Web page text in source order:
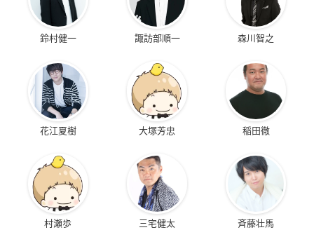
鈴村健一 諏訪部順一 森川智之
花江夏樹 大塚芳忠 稲田徹
村瀬歩 三宅健太 斉藤壮馬